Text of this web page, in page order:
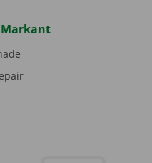
Markant